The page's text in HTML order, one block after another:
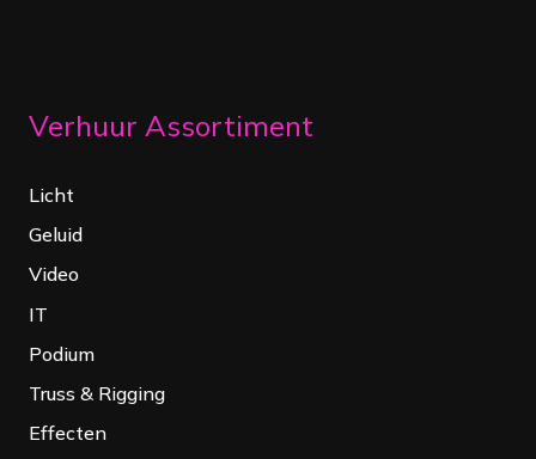
Verhuur Assortiment
Licht
Geluid
Video
IT
Podium
Truss & Rigging
Effecten